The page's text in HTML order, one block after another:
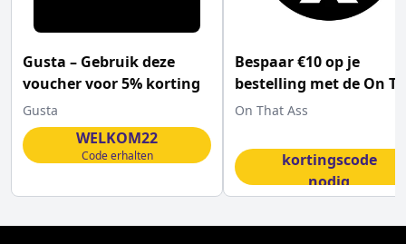
Gusta – Gebruik deze
voucher voor 5% korting
Gusta
WELKOM22
Code erhalten
Bespaar €10 op je
bestelling met de On
Ass kortingscode
On That Ass
kortingscode
nodig
Code erhalten